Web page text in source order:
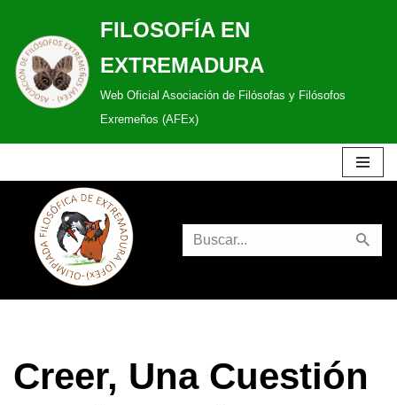
Saltar
al
contenido
FILOSOFÍA EN
EXTREMADURA
Web Oficial Asociación de Filósofas y Filósofos
Exremeños (AFEx)
Creer, Una Cuestión